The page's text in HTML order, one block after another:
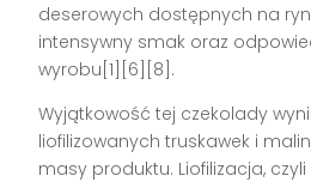
deserowych dostępnych na
intensywny smak oraz
wyrobu[1][6][8].
Wyjątkowość tej czekolady
liofilizowanych truskawek i
masy produktu. Liofilizacja, czyli